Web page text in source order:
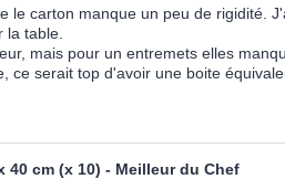
le carton manque un peu de rigidité.
la table.
mais pour un entremets elles
serait top d'avoir une boite
40 cm (x 10) - Meilleur du Chef